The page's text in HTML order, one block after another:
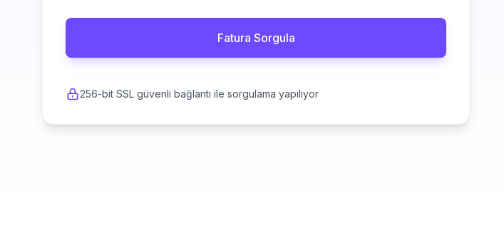
Fatura Sorgula
256-bit SSL güvenli bağlantı ile sorgulama yapılıyor